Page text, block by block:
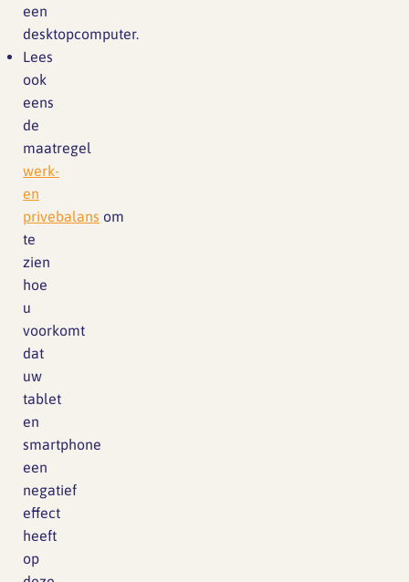
een
desktopcomputer.
Lees
ook
eens
de
maatregel
werk-
en
privebalans om
te
zien
hoe
u
voorkomt
dat
uw
tablet
en
smartphone
een
negatief
effect
heeft
op